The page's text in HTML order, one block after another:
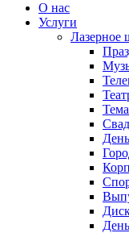
О нас
Услуги
Лазерное